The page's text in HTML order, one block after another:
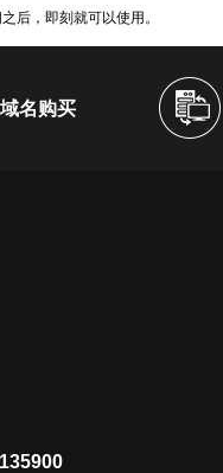
后，即刻就可以使用。
域名购买